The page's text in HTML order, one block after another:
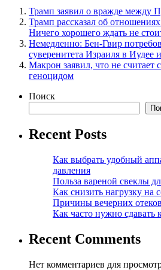
Трамп заявил о вражде между
Трамп рассказал об
Ничего хорошего ждать не
Немедленно: Бен-Гвир
суверенитета Израиля в Иудее
Макрон заявил, что не считает
геноцидом
Поиск
Recent Posts
Как выбрать удобный
давления
Польза вареной свеклы
Как снизить нагрузку на
Причины вечерних
Как часто нужно сдавать
Recent Comments
Нет комментариев для